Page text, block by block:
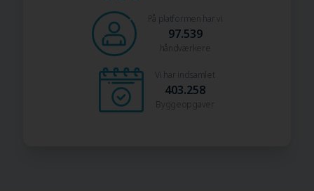
På platformen har vi
97.539
håndværkere
Vi har indsamlet
403.258
Byggeopgaver